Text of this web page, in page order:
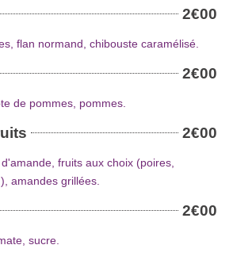
2€00
flan normand, chibouste caramélisé.
2€00
de pommes, pommes.
2€00
fruits aux choix (poires,
amandes grillées.
2€00
sucre.